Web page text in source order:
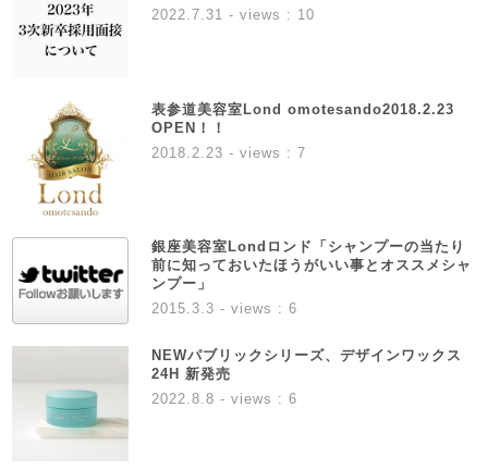
2022.7.31 - views : 10
表参道美容室Lond omotesando2018.2.23
OPEN！！
2018.2.23 - views : 7
銀座美容室Londロンド「シャンプーの当たり
前に知っておいたほうがいい事とオススメシャ
ンプー」
2015.3.3 - views : 6
NEWパブリックシリーズ、デザインワックス
24H 新発売
2022.8.8 - views : 6